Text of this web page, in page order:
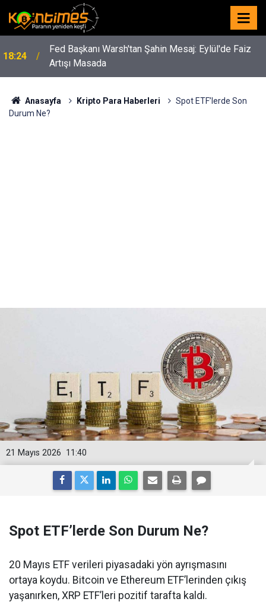
18:24
Fed Başkanı Warsh'tan Şahin Mesaj: Eylül'de Faiz
Artışı Masada
Anasayfa Kripto Para Haberleri
Spot ETF’lerde Son
Durum Ne?
11:40
21 Mayıs 2026
Spot ETF’lerde Son Durum Ne?
20 Mayıs ETF verileri piyasadaki yön ayrışmasını
ortaya koydu. Bitcoin ve Ethereum ETF’lerinden çıkış
yaşanırken, XRP ETF’leri pozitif tarafta kaldı.